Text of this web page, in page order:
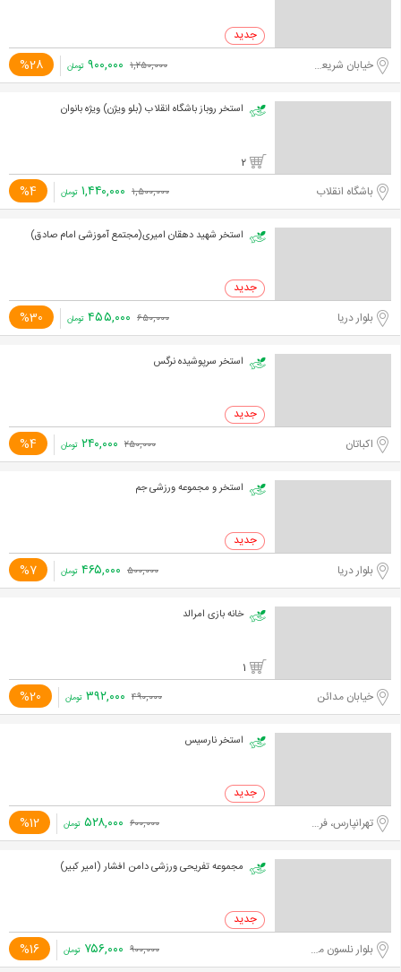
خیابان شریعتی، خیابان ظفر %28 ۱,۲۵۰,۰۰۰ ۹۰۰,۰۰۰ تومان
استخر روباز باشگاه انقلاب (بلو ویژن) ویژه بانوان
2
باشگاه انقلاب %4 ۱,۵۰۰,۰۰۰ ۱,۴۴۰,۰۰۰ تومان
استخر شهید دهقان امیری(مجتمع آموزشی امام صادق)
بلوار دریا %30 ۶۵۰,۰۰۰ ۴۵۵,۰۰۰ تومان
استخر سرپوشیده نرگس
اکباتان %4 ۲۵۰,۰۰۰ ۲۴۰,۰۰۰ تومان
استخر و مجموعه ورزشی جم
بلوار دریا %7 ۵۰۰,۰۰۰ ۴۶۵,۰۰۰ تومان
خانه بازی امرالد
1
خیابان مدائن %20 ۴۹۰,۰۰۰ ۳۹۲,۰۰۰ تومان
استخر نارسیس
تهرانپارس، فرجام %12 ۶۰۰,۰۰۰ ۵۲۸,۰۰۰ تومان
مجموعه تفریحی ورزشی دامن افشار (امیر کبیر)
بلوار نلسون ماندلا، میرداماد %16 ۹۰۰,۰۰۰ ۷۵۶,۰۰۰ تومان